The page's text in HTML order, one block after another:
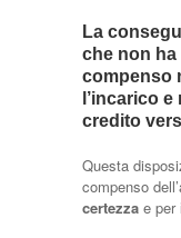
La
che non
compenso
l’incarico
credito
Questa
compenso
certezza e per